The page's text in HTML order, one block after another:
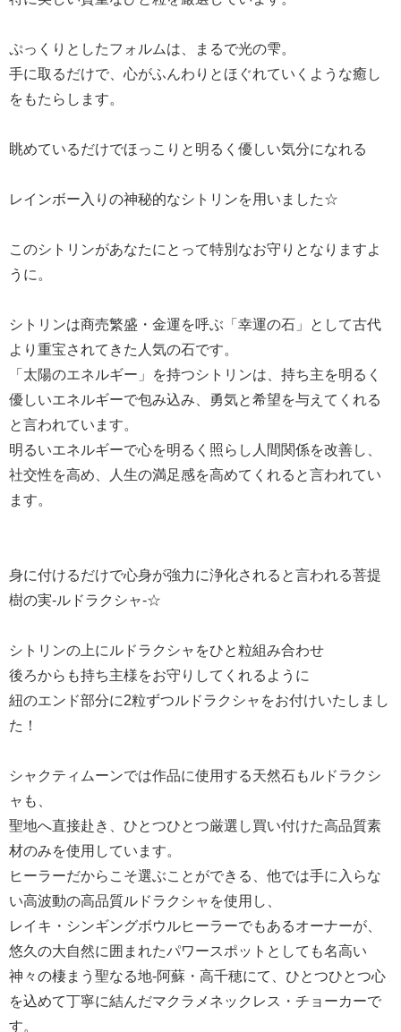
ぷっくりとしたフォルムは、まるで光の雫。
手に取るだけで、心がふんわりとほぐれていくような癒し
をもたらします。
眺めているだけでほっこりと明るく優しい気分になれる
レインボー入りの神秘的なシトリンを用いました☆
このシトリンがあなたにとって特別なお守りとなりますよ
うに。
シトリンは商売繁盛・金運を呼ぶ「幸運の石」として古代
より重宝されてきた人気の石です。
「太陽のエネルギー」を持つシトリンは、持ち主を明るく
優しいエネルギーで包み込み、勇気と希望を与えてくれる
と言われています。
明るいエネルギーで心を明るく照らし人間関係を改善し、
社交性を高め、人生の満足感を高めてくれると言われてい
ます。
身に付けるだけで心身が強力に浄化されると言われる菩提
樹の実-ルドラクシャ-☆
シトリンの上にルドラクシャをひと粒組み合わせ
後ろからも持ち主様をお守りしてくれるように
紐のエンド部分に2粒ずつルドラクシャをお付けいたしまし
た！
シャクティムーンでは作品に使用する天然石もルドラクシ
ャも、
聖地へ直接赴き、ひとつひとつ厳選し買い付けた高品質素
材のみを使用しています。
ヒーラーだからこそ選ぶことができる、他では手に入らな
い高波動の高品質ルドラクシャを使用し、
レイキ・シンギングボウルヒーラーでもあるオーナーが、
悠久の大自然に囲まれたパワースポットとしても名高い
神々の棲まう聖なる地-阿蘇・高千穂にて、ひとつひとつ心
を込めて丁寧に結んだマクラメネックレス・チョーカーで
す。